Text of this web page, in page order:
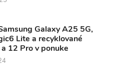
Galaxy A25 5G,
Lite a recyklované
12 Pro v ponuke